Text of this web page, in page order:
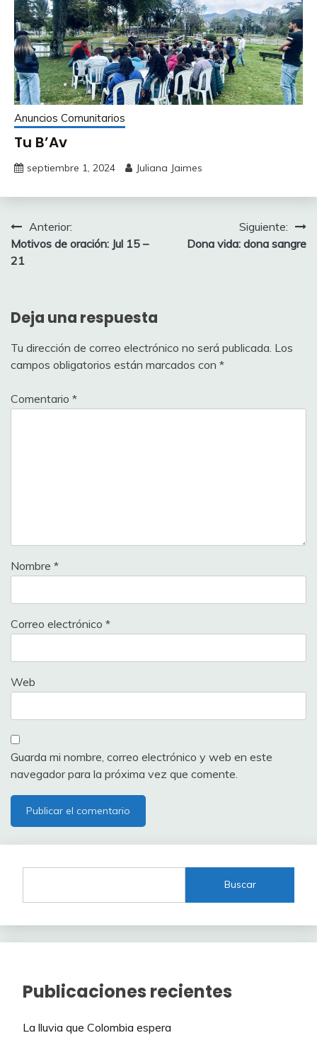
Anuncios Comunitarios
Tu B’Av
septiembre 1, 2024 Juliana Jaimes
Navegación
de
Anterior:
Motivos de oración: Jul 15 –
21
Siguiente:
Dona vida: dona sangre
Deja una respuesta
Tu dirección de correo electrónico no será publicada. Los
campos obligatorios están marcados con *
Comentario *
Nombre *
Correo electrónico *
Web
Guarda mi nombre, correo electrónico y web en este
navegador para la próxima vez que comente.
Buscar
Publicaciones recientes
La lluvia que Colombia espera